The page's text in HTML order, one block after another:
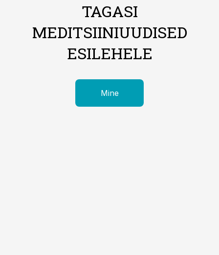
TAGASI
MEDITSIINIUUDISED
ESILEHELE
Mine